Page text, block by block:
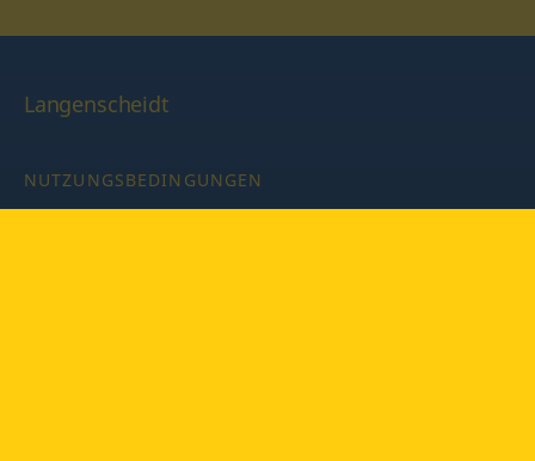
Langenscheidt
NUTZUNGSBEDINGUNGEN